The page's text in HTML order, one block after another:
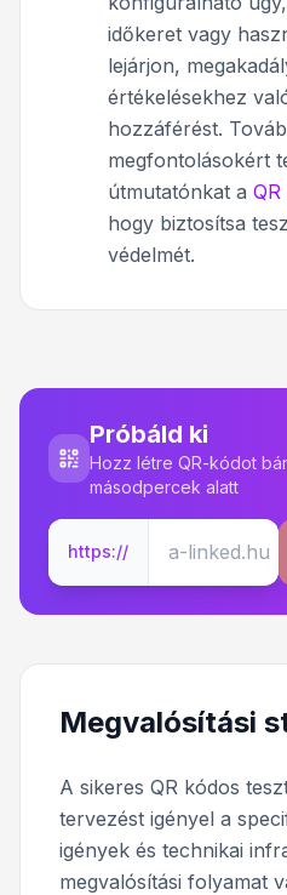
időkeret vagy
lejárjon,
értékelésekhez
hozzáférést.
megfontolásokért
útmutatónkat a
hogy biztosítsa
védelmét.
Próbáld ki
Hozz létre QR-kódot
másodpercek alatt
https://
Megvalósítási
A sikeres QR kódos
tervezést igényel a
igények és technikai
megvalósítási folyamat